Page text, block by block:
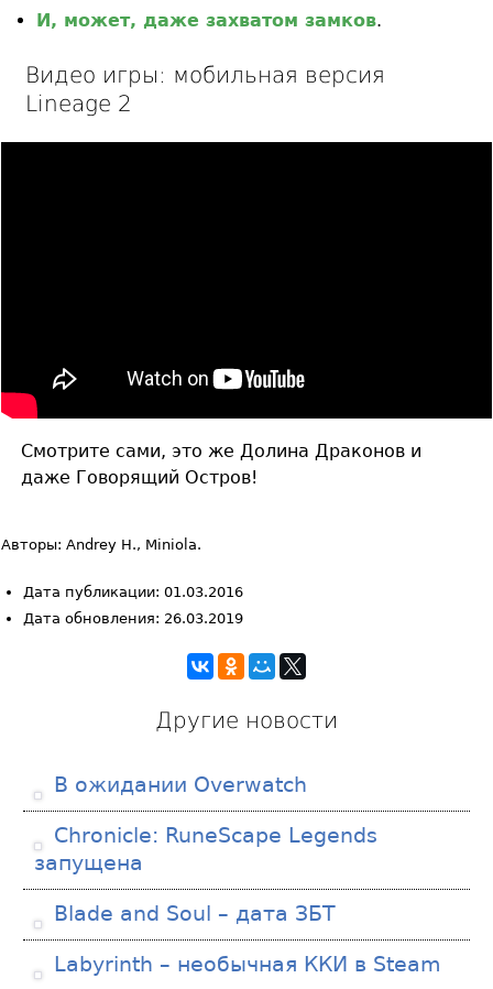
И, может, даже захватом замков.
Видео игры: мобильная версия
Lineage 2
Смотрите сами, это же Долина Драконов и
даже Говорящий Остров!
Авторы: Andrey H., Miniola.
Дата публикации: 01.03.2016
Дата обновления: 26.03.2019
Другие новости
В ожидании Overwatch
Chronicle: RuneScape Legends
запущена
Blade and Soul – дата ЗБТ
Labyrinth – необычная ККИ в Steam